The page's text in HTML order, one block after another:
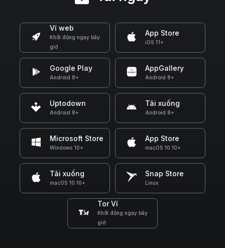
Ví web
Khởi động ngay bây
giờ
App Store
iOS 11+
Google Play
Android 8+
AppGallery
Android 8+
Uptodown
Android 8+
Tải xuống
Android 8+
Microsoft Store
Windows 10+
App Store
macOS 10.10+
Tải xuống
macOS 10.10+
Snap Store
Linux
Tor Ví
Khởi động ngay bây
giờ